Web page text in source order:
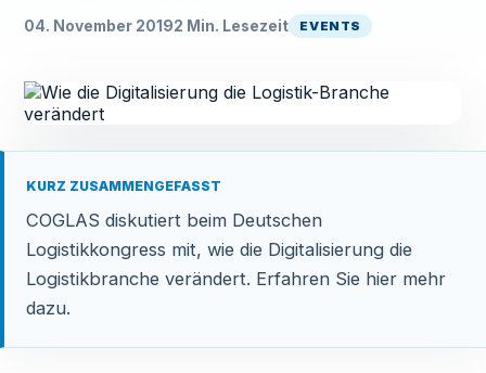
04. November 20192 Min. Lesezeit EVENTS
KURZ ZUSAMMENGEFASST
COGLAS diskutiert beim Deutschen
Logistikkongress mit, wie die Digitalisierung die
Logistikbranche verändert. Erfahren Sie hier mehr
dazu.